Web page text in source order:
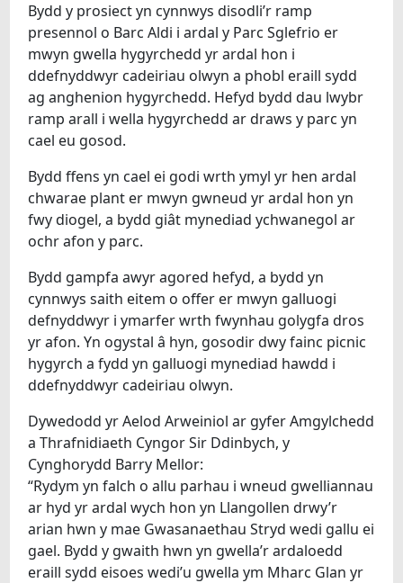
Bydd y prosiect yn cynnwys disodli’r ramp
presennol o Barc Aldi i ardal y Parc Sglefrio er
mwyn gwella hygyrchedd yr ardal hon i
ddefnyddwyr cadeiriau olwyn a phobl eraill sydd
ag anghenion hygyrchedd. Hefyd bydd dau lwybr
ramp arall i wella hygyrchedd ar draws y parc yn
cael eu gosod.
Bydd ffens yn cael ei godi wrth ymyl yr hen ardal
chwarae plant er mwyn gwneud yr ardal hon yn
fwy diogel, a bydd giât mynediad ychwanegol ar
ochr afon y parc.
Bydd gampfa awyr agored hefyd, a bydd yn
cynnwys saith eitem o offer er mwyn galluogi
defnyddwyr i ymarfer wrth fwynhau golygfa dros
yr afon. Yn ogystal â hyn, gosodir dwy fainc picnic
hygyrch a fydd yn galluogi mynediad hawdd i
ddefnyddwyr cadeiriau olwyn.
Dywedodd yr Aelod Arweiniol ar gyfer Amgylchedd
a Thrafnidiaeth Cyngor Sir Ddinbych, y
Cynghorydd Barry Mellor:
“Rydym yn falch o allu parhau i wneud gwelliannau
ar hyd yr ardal wych hon yn Llangollen drwy’r
arian hwn y mae Gwasanaethau Stryd wedi gallu ei
gael. Bydd y gwaith hwn yn gwella’r ardaloedd
eraill sydd eisoes wedi’u gwella ym Mharc Glan yr